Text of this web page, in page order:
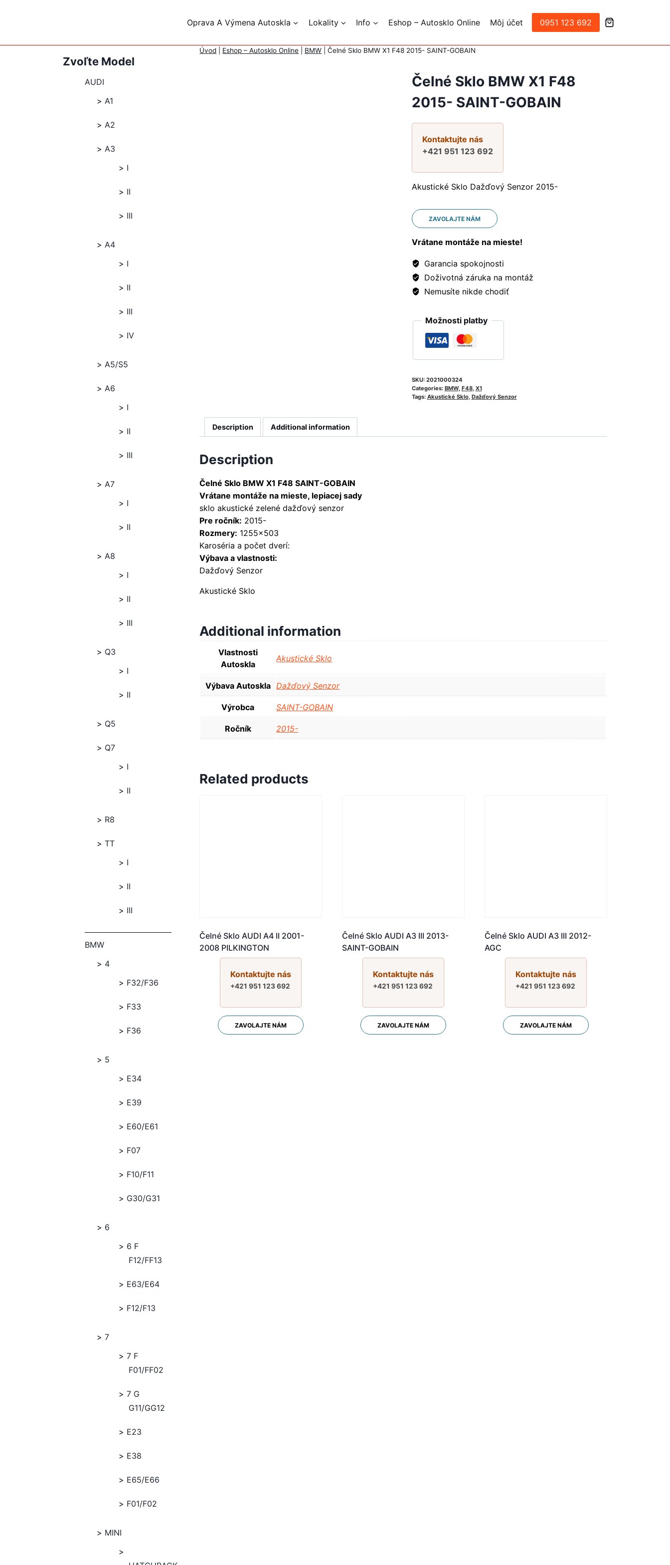
Oprava A Výmena Autoskla Lokality Info Eshop – Autosklo Online Môj účet 0951 123 692
Úvod Eshop – Autosklo Online BMW |Čelné Sklo BMW X1 F48 2015- SAINT-GOBAIN
Čelné Sklo BMW X1 F48
2015- SAINT-GOBAIN
Kontaktujte nás
+421 951 123 692
Akustické Sklo Dažďový Senzor 2015-
ZAVOLAJTE NÁM
Vrátane montáže na mieste!
Garancia spokojnosti
Doživotná záruka na montáž
Nemusíte nikde chodiť
Možnosti platby
SKU: 2021000324
Categories: BMW, F48, X1
Tags: Akustické Sklo, Dažďový Senzor
Description Additional information
Description
Čelné Sklo BMW X1 F48 SAINT-GOBAIN
Vrátane montáže na mieste, lepiacej sady
sklo akustické zelené dažďový senzor
Pre ročník: 2015-
Rozmery: 1255×503
Karoséria a počet dverí:
Výbava a vlastnosti:
Dažďový Senzor
Akustické Sklo
Additional information
Vlastnosti
Autoskla
Akustické Sklo
Výbava Autoskla Dažďový Senzor
Výrobca SAINT-GOBAIN
Ročník 2015-
Related products
Čelné Sklo AUDI A4 II 2001-
2008 PILKINGTON
Kontaktujte nás
+421 951 123 692
ZAVOLAJTE NÁM
Čelné Sklo AUDI A3 III 2013-
SAINT-GOBAIN
Kontaktujte nás
+421 951 123 692
ZAVOLAJTE NÁM
Čelné Sklo AUDI A3 III 2012-
AGC
Kontaktujte nás
+421 951 123 692
ZAVOLAJTE NÁM
Zvoľte Model
AUDI
A1
A2
A3
I
II
III
A4
I
II
III
IV
A5/S5
A6
I
II
III
A7
I
II
A8
I
II
III
Q3
I
II
Q5
Q7
I
II
R8
TT
I
II
III
BMW
4
F32/F36
F33
F36
5
E34
E39
E60/E61
F07
F10/F11
G30/G31
6
6 F
F12/FF13
E63/E64
F12/F13
7
7 F
F01/FF02
7 G
G11/GG12
E23
E38
E65/E66
F01/F02
MINI